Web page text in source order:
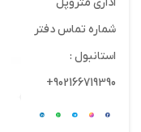
شماره تماس دفتر
استانبول :
902166719390+